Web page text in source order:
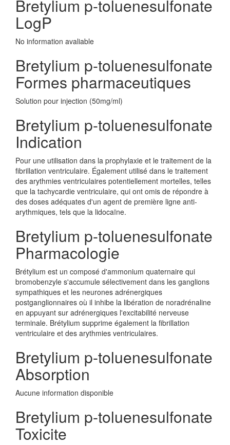
Bretylium p-toluenesulfonate
LogP
No information avaliable
Bretylium p-toluenesulfonate
Formes pharmaceutiques
Solution pour injection (50mg/ml)
Bretylium p-toluenesulfonate
Indication
Pour une utilisation dans la prophylaxie et le traitement de la
fibrillation ventriculaire. Également utilisé dans le traitement
des arythmies ventriculaires potentiellement mortelles, telles
que la tachycardie ventriculaire, qui ont omis de répondre à
des doses adéquates d'un agent de première ligne anti-
arythmiques, tels que la lidocaïne.
Bretylium p-toluenesulfonate
Pharmacologie
Brétylium est un composé d'ammonium quaternaire qui
bromobenzyle s'accumule sélectivement dans les ganglions
sympathiques et les neurones adrénergiques
postganglionnaires où il inhibe la libération de noradrénaline
en appuyant sur adrénergiques l'excitabilité nerveuse
terminale. Brétylium supprime également la fibrillation
ventriculaire et des arythmies ventriculaires.
Bretylium p-toluenesulfonate
Absorption
Aucune information disponible
Bretylium p-toluenesulfonate
Toxicite